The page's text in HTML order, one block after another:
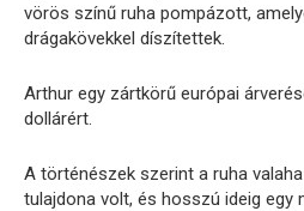
vörös színű ruha pompázott,
drágakövekkel díszítettek.
Arthur egy zártkörű európai
dollárért.
A történészek szerint a ruha
tulajdona volt, és hosszú ideig egy